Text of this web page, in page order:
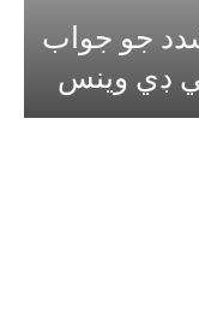
جو جواب
ڊي وينس